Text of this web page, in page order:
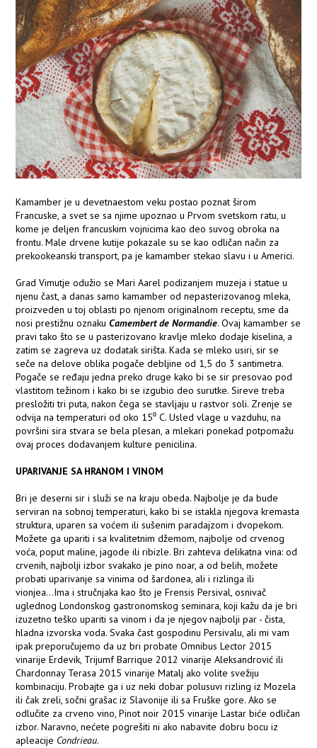
Kamamber je u devetnaestom veku postao poznat širom
Francuske, a svet se sa njime upoznao u Prvom svetskom ratu, u
kome je deljen francuskim vojnicima kao deo suvog obroka na
frontu. Male drvene kutije pokazale su se kao odličan način za
prekookeanski transport, pa je kamamber stekao slavu i u Americi.
Grad Vimutje odužio se Mari Aarel podizanjem muzeja i statue u
njenu čast, a danas samo kamamber od nepasterizovanog mleka,
proizveden u toj oblasti po njenom originalnom receptu, sme da
nosi prestižnu oznakuCamembert de Normandie. Ovaj kamamber se
pravi tako što se u pasterizovano kravlje mleko dodaje kiselina, a
zatim se zagreva uz dodatak sirišta. Kada se mleko usiri, sir se
seče na delove oblika pogače debljine od 1,5 do 3 santimetra.
Pogače se ređaju jedna preko druge kako bi se sir presovao pod
vlastitom težinom i kako bi se izgubio deo surutke. Sireve treba
presložiti tri puta, nakon čega se stavljaju u rastvor soli. Zrenje se
odvija na temperaturi od oko 15⁰ C. Usled vlage u vazduhu, na
površini sira stvara se bela plesan, a mlekari ponekad potpomažu
ovaj proces dodavanjem kulture penicilina.
UPARIVANJE SA HRANOM I VINOM
Bri je deserni sir i služi se na kraju obeda. Najbolje je da bude
serviran na sobnoj temperaturi, kako bi se istakla njegova kremasta
struktura, uparen sa voćem ili sušenim paradajzom i dvopekom.
Možete ga upariti i sa kvalitetnim džemom, najbolje od crvenog
voća, poput maline, jagode ili ribizle. Bri zahteva delikatna vina: od
crvenih, najbolji izbor svakako je pino noar, a od belih, možete
probati uparivanje sa vinima od šardonea, ali i rizlinga ili
vionjea...Ima i stručnjaka kao što je Frensis Persival, osnivač
uglednog Londonskog gastronomskog seminara, koji kažu da je bri
izuzetno teško upariti sa vinom i da je njegov najbolji par - čista,
hladna izvorska voda. Svaka čast gospodinu Persivalu, ali mi vam
ipak preporučujemo da uz bri probate Omnibus Lector 2015
vinarije Erdevik, Trijumf Barrique 2012 vinarije Aleksandrović ili
Chardonnay Terasa 2015 vinarije Matalj ako volite svežiju
kombinaciju. Probajte ga i uz neki dobar polusuvi rizling iz Mozela
ili čak zreli, sočni grašac iz Slavonije ili sa Fruške gore. Ako se
odlučite za crveno vino, Pinot noir 2015 vinarije Lastar biće odličan
izbor. Naravno, nećete pogrešiti ni ako nabavite dobru bocu iz
apleacije Condrieau.